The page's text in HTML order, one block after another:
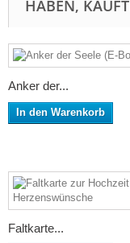
HABEN,
Anker der...
In den Warenkorb
Faltkarte...